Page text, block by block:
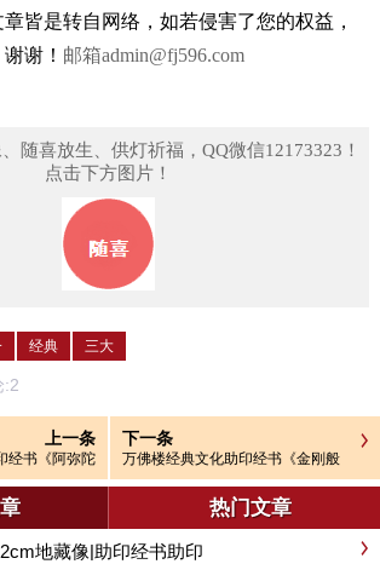
皆是转自网络，如若侵害了您的权益，
谢！ 邮箱admin@fj596.com
随喜放生、供灯祈福，QQ微信12173323！
点击下方图片！
经典 三大
2
上一条
经书《阿弥陀
经》
下一条
万佛楼经典文化助印经书《金刚般
若波罗蜜经》金刚经断烦恼破魔障
热门文章
地藏像|助印经书助印